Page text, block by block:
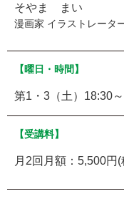
そやま まい
漫画家 イラストレータ
【曜日・時間】
第1・3（土）18:30
【受講料】
月2回月額：5,500円